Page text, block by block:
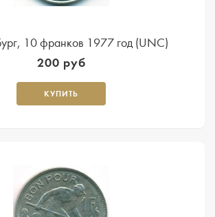
10 франков 1977 год (UNC)
200 руб
КУПИТЬ